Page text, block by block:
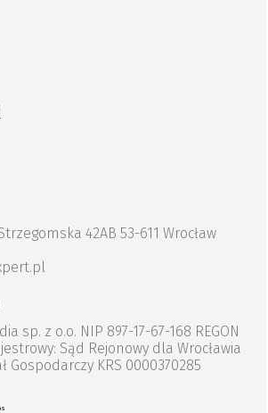
42AB 53-611 Wrocław
sp. z o.o. NIP 897-17-67-168 REGON
Sąd Rejonowy dla Wrocławia
Gospodarczy KRS 0000370285